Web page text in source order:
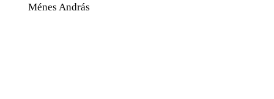
Ménes András